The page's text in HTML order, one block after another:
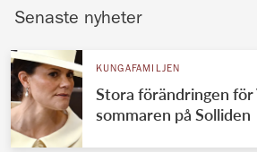
Senaste nyheter
KUNGAFAMILJEN
Stora förändringen
sommaren på Solliden